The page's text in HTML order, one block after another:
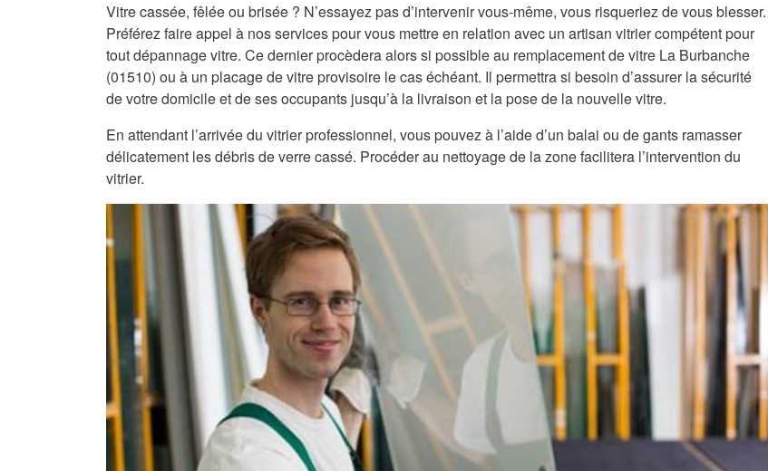
Vitre cassée, fêlée ou brisée ? N’essayez pas d’intervenir vous-même, vous risqueriez de vous blesser.
Préférez faire appel à nos services pour vous mettre en relation avec un artisan vitrier compétent pour
tout dépannage vitre. Ce dernier procèdera alors si possible au remplacement de vitre La Burbanche
(01510) ou à un placage de vitre provisoire le cas échéant. Il permettra si besoin d’assurer la sécurité
de votre domicile et de ses occupants jusqu’à la livraison et la pose de la nouvelle vitre.
En attendant l’arrivée du vitrier professionnel, vous pouvez à l’aide d’un balai ou de gants ramasser
délicatement les débris de verre cassé. Procéder au nettoyage de la zone facilitera l’intervention du
vitrier.